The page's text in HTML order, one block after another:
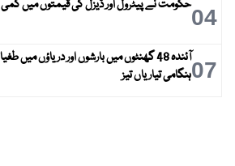
04حکومت نے پیٹرول اور ڈیزل کی قیمتوں میں
07
آئندہ 48 گھنٹوں میں بارشوں اور دریاؤں میں
ہنگامی تیاریاں تیز